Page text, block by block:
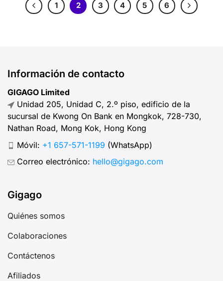
1 2 3 4 5 6
Información de contacto
GIGAGO Limited
Unidad 205, Unidad C, 2.º piso, edificio de la
sucursal de Kwong On Bank en Mongkok, 728-730,
Nathan Road, Mong Kok, Hong Kong
Móvil: +1 657-571-1199 (WhatsApp)
Correo electrónico: hello@gigago.com
Gigago
Quiénes somos
Colaboraciones
Contáctenos
Afiliados